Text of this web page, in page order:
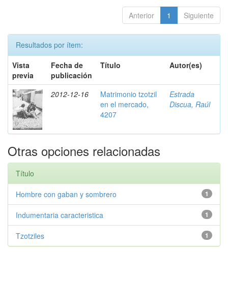
Anterior 1 Siguiente
Resultados por ítem:
Vista
previa
Fecha de
publicación
Título Autor(es)
2012-12-16
Matrimonio tzotzil
en el mercado,
4207
Estrada
Discua, Raúl
Otras opciones relacionadas
Título
1
Hombre con gaban y sombrero
1
Indumentaria caracteristica
1
Tzotziles